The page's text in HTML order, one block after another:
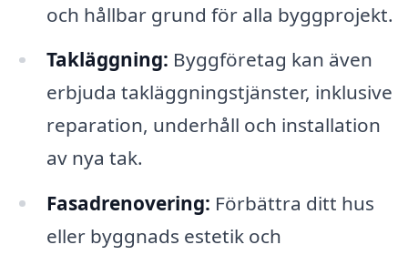
och hållbar grund för alla byggprojekt.
Takläggning: Byggföretag kan även
erbjuda takläggningstjänster, inklusive
reparation, underhåll och installation
av nya tak.
Fasadrenovering: Förbättra ditt hus
eller byggnads estetik och